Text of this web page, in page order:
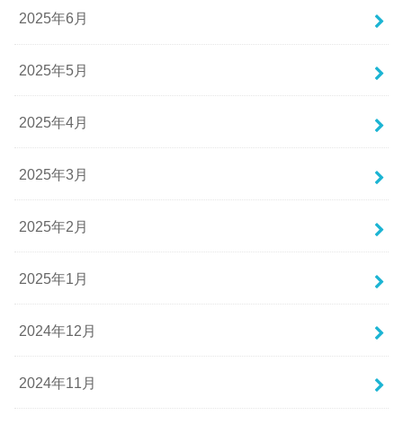
2025年6月
2025年5月
2025年4月
2025年3月
2025年2月
2025年1月
2024年12月
2024年11月